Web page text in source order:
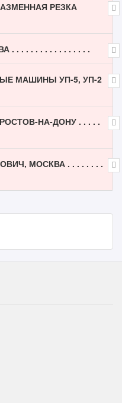
РЕЗКА
. . . . . . . . . . . . . . . .
МАШИНЫ УП-5, УП-2
НА-ДОНУ . . . . .
МОСКВА . . . . . . . .